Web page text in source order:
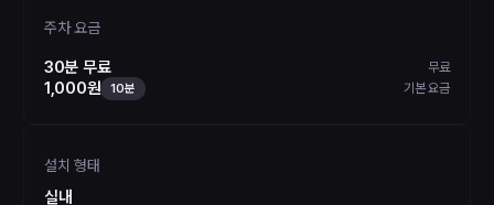
주차 요금
30분 무료 무료
1,000원 10분 기본 요금
설치 형태
실내